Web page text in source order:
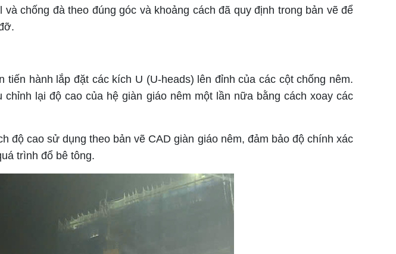
chống đà theo đúng góc và khoảng cách đã quy định trong bản vẽ để
hành lắp đặt các kích U (U-heads) lên đỉnh của các cột chống nêm.
lại độ cao của hệ giàn giáo nêm một lần nữa bằng cách xoay các
cao sử dụng theo bản vẽ CAD giàn giáo nêm, đảm bảo độ chính xác
trình đổ bê tông.